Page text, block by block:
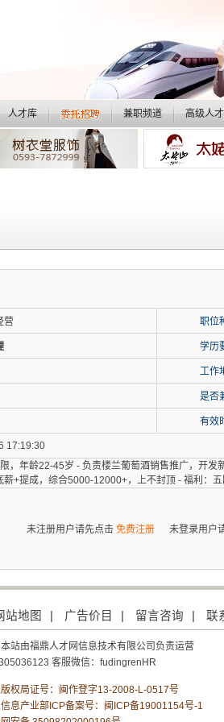
人才库 兼职频道 高级人
营 职位
学历
工作
是否
有效
17:19:30
，年龄22-45岁 - 负责楼兰葡萄酒销售推广，开发
薪+提成，综合5000-12000+，上不封顶 - 福利：五
未注册用户请先点击 免费注册 未登录用户
站地图 广告价目 留言咨询 联
站由福鼎人才网信息技术有限公司负责运营
客服微信：fudingrenHR
版权局证号：闽作登字13-2008-L-0517号
息产业部ICP备案号：
闽ICP备19001154号-1